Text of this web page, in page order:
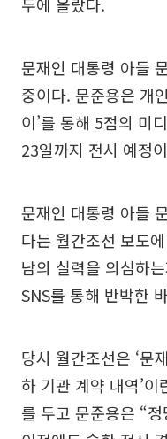
두에 올랐다.
문재인 대통령 아들
중이다. 문준용은 개
이’를 통해 5점의 미
23일까지 전시 예정
문재인 대통령 아들
다는 월간조선 보도
남의 실력을 의심하
SNS를 통해 반박한
당시 월간조선은 ‘문
하 기관 계약 내역’
를 두고 문준용은 “